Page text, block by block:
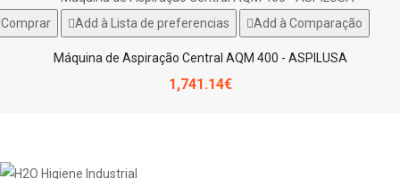
Comprar Add à Lista de preferencias Add à Comparação
Máquina de Aspiração Central AQM 400 - ASPILUSA
1,741.14€